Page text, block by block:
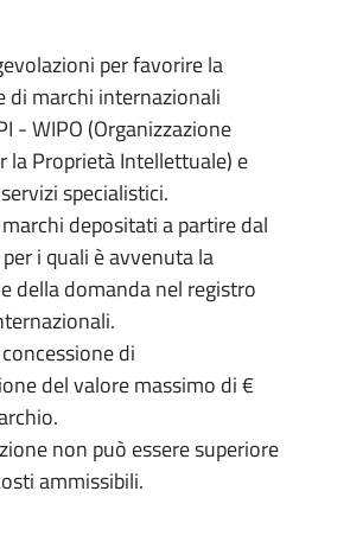
per favorire la
di marchi internazionali
- WIPO (Organizzazione
la Proprietà Intellettuale) e
specialistici.
depositati a partire dal
i quali è avvenuta la
della domanda nel registro
di
del valore massimo di €
non può essere superiore
ammissibili.